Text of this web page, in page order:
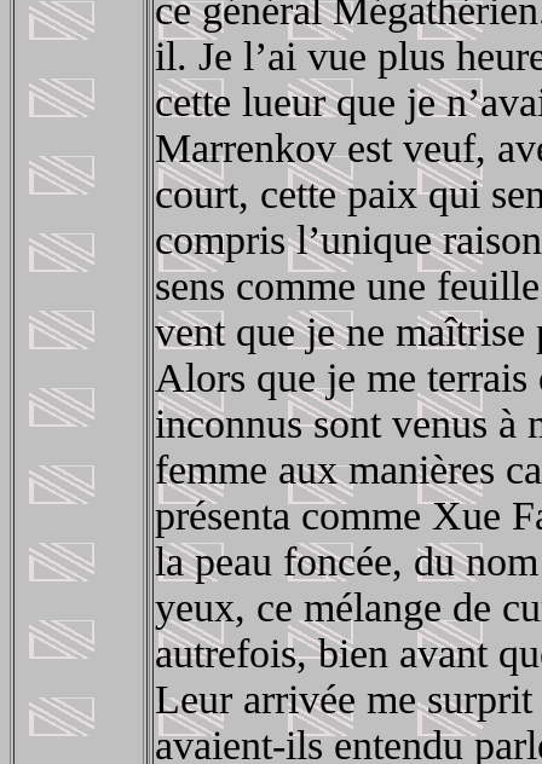
ce général
il. Je l’ai vue plus
cette lueur que je
Marrenkov est veuf,
court, cette paix qui
compris l’unique
sens comme une
vent que je ne maîtrise
Alors que je me
inconnus sont venus à
femme aux manières
présenta comme Xue
la peau foncée, du
yeux, ce mélange de
autrefois, bien avant
Leur arrivée me
avaient-ils entendu